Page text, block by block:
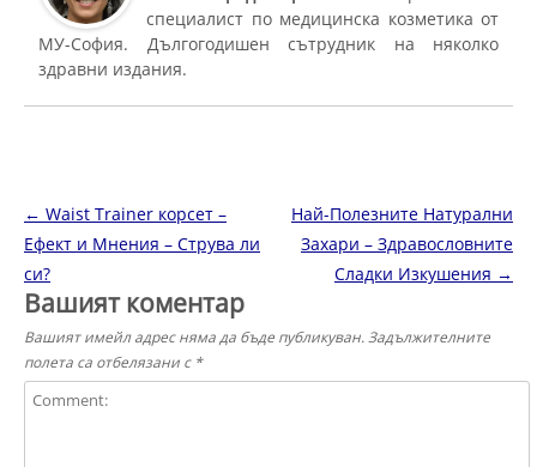
специалист по медицинска козметика от
МУ-София. Дългогодишен сътрудник на няколко
здравни издания.
Навигация в публикациите
← Waist Trainer корсет –
Ефект и Мнения – Струва ли
си?
Най-Полезните Натурални
Захари – Здравословните
Сладки Изкушения →
Вашият коментар
Вашият имейл адрес няма да бъде публикуван.Задължителните
полета са отбелязани с *